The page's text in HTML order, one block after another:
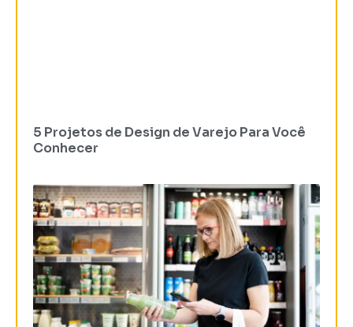
5 Projetos de Design de Varejo Para Você
Conhecer